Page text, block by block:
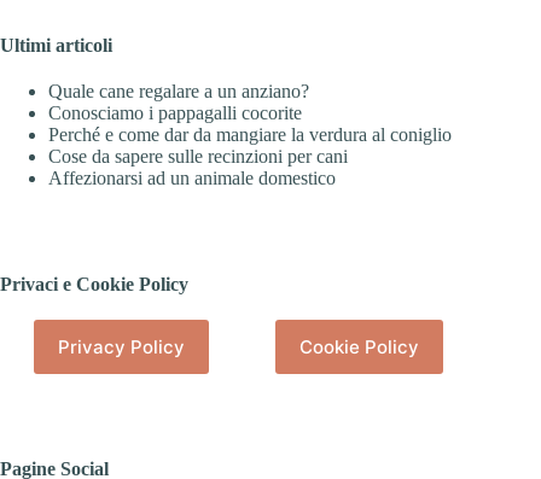
Ultimi articoli
Quale cane regalare a un anziano?
Conosciamo i pappagalli cocorite
Perché e come dar da mangiare la verdura al coniglio
Cose da sapere sulle recinzioni per cani
Affezionarsi ad un animale domestico
Privaci e Cookie Policy
Privacy Policy Cookie Policy
Pagine Social